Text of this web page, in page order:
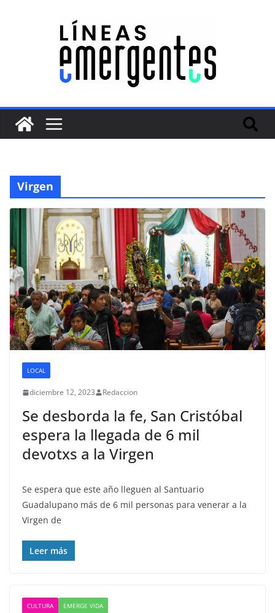
Virgen
LOCAL
diciembre 12, 2023 Redaccion
Se desborda la fe, San Cristóbal
espera la llegada de 6 mil
devotxs a la Virgen
Se espera que este año lleguen al Santuario
Guadalupano más de 6 mil personas para venerar a la
Virgen de
Leer más
CULTURA EMERGE VIDA